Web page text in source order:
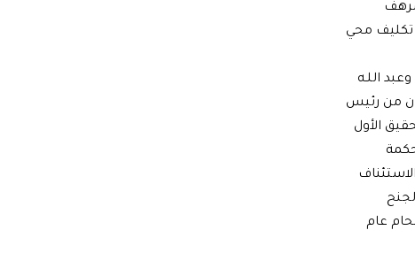
تكليف محي
اللـه
من رئيس
الأول
عام